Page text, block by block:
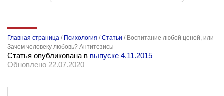
Главная страница / Психология /Статьи / Воспитание любой ценой, или
Зачем человеку любовь? Антитезисы
Статья опубликована в выпуске 4.11.2015
Обновлено 22.07.2020